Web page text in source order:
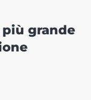
più grande